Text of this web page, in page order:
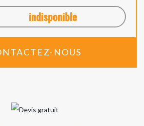
indisponible
NOUS